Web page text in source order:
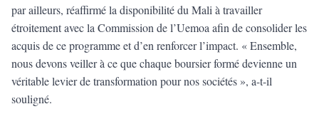
par ailleurs, réaffirmé la disponibilité du Mali à travailler
étroitement avec la Commission de l’Uemoa afin de consolider les
acquis de ce programme et d’en renforcer l’impact. « Ensemble,
nous devons veiller à ce que chaque boursier formé devienne un
véritable levier de transformation pour nos sociétés », a-t-il
souligné.